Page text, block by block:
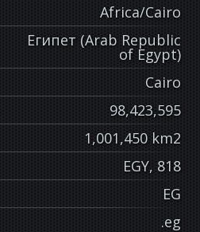
Africa/Cairo
Египет (Arab Republic
of Egypt)
Cairo
98,423,595
1,001,450 km2
EGY, 818
EG
.eg